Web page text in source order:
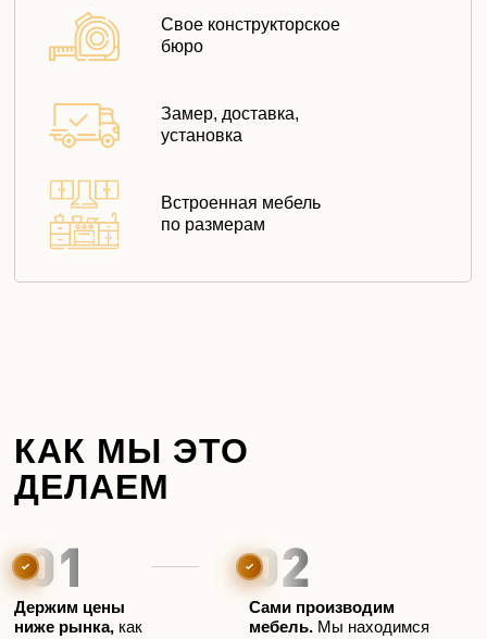
Свое конструкторское
бюро
Встроенная мебель
по размерам
Замер, доставка,
установка
КАК МЫ ЭТО
ДЕЛАЕМ
Держим цены
ниже рынка, как
Сами производим
мебель.Мы находимся